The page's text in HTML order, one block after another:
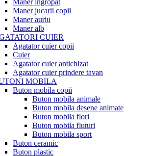
Maner ingropat
Maner jucarii copii
Maner auriu
Maner alb
CUIER
Agatator cuier copii
Cuier
Agatator cuier antichizat
Agatator cuier prindere tavan
MOBILA
Buton mobila copii
Buton mobila animale
Buton mobila desene animate
Buton mobila flori
Buton mobila fluturi
Buton mobila sport
Buton ceramic
Buton plastic